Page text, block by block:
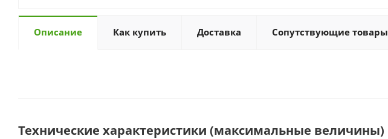
Описание Как купить Доставка Сопутствующие товары
Технические характеристики (максимальные величины)